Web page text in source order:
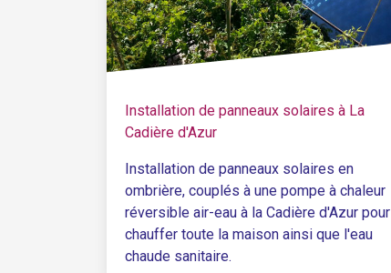
Installation de panneaux solaires à La
Cadière d'Azur
Installation de panneaux solaires en
ombrière, couplés à une pompe à chaleur
réversible air-eau à la Cadière d'Azur pour
chauffer toute la maison ainsi que l'eau
chaude sanitaire.